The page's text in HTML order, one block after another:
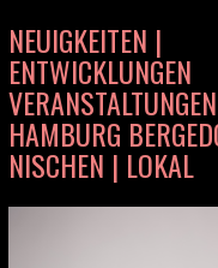
NEUIGKEITEN |
ENTWICKLUNGEN
HAMBURG
NISCHEN | LOKAL